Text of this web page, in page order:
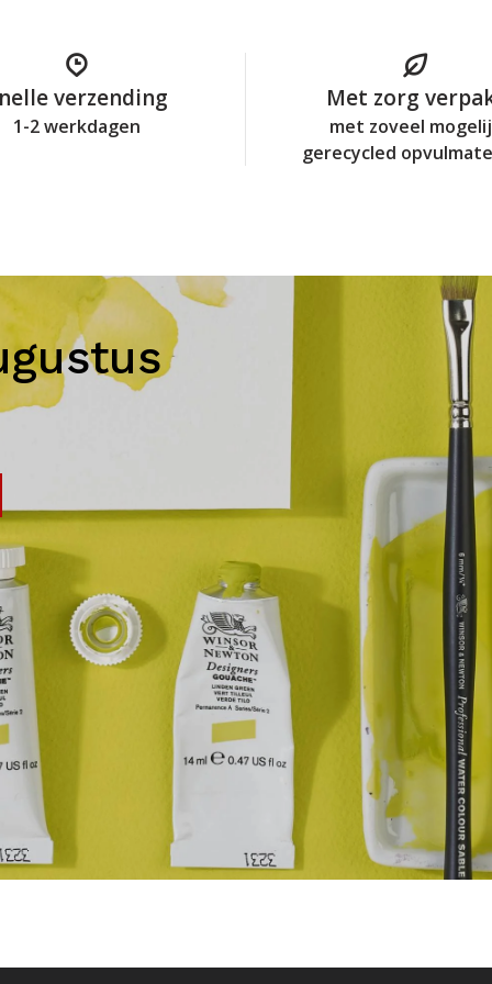
verzending
1-2 werkdagen
Met zorg
met zoveel
gerecycled